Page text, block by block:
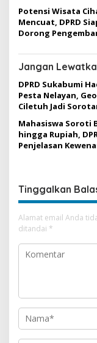
Potensi Wisata
Mencuat, DPRD
Dorong
Jangan
DPRD Sukabumi
Pesta Nelayan,
Ciletuh Jadi
Mahasiswa Soroti
hingga Rupiah,
Penjelasan
Tinggalkan
Alamat email Anda
ditandai *